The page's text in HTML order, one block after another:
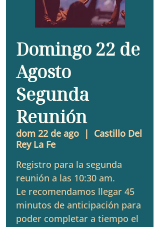
Domingo 22 de
Agosto
Segunda
Reunión
dom 22 de ago
  |
Castillo Del
Rey La Fe
Registro para la segunda
reunión a las 10:30 am.
Le recomendamos llegar 45
minutos de anticipación para
poder completar a tiempo el